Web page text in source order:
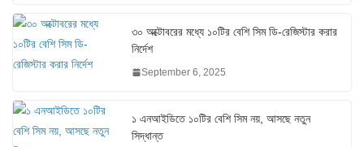
৩০ অক্টোবরের মধ্যে ১০টির বেশি সিম ডি-রেজিস্টার করার
নির্দেশ
September 6, 2025
১ এনআইডিতে ১০টির বেশি সিম নয়, আসছে নতুন
সিদ্ধান্ত